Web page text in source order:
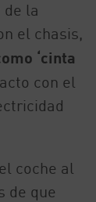
la
el chasis,
‘cinta
con el
coche al
de que